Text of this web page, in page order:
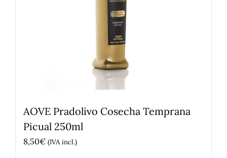
AOVE Pradolivo Cosecha Temprana
Picual 250ml
8,50€ (IVA incl.)